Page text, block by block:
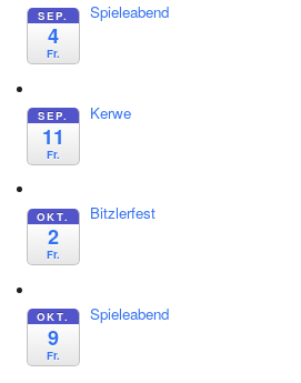
SEP.
4
Fr.
Spieleabend
SEP.
11
Fr.
Kerwe
OKT.
2
Fr.
Bitzlerfest
OKT.
9
Fr.
Spieleabend